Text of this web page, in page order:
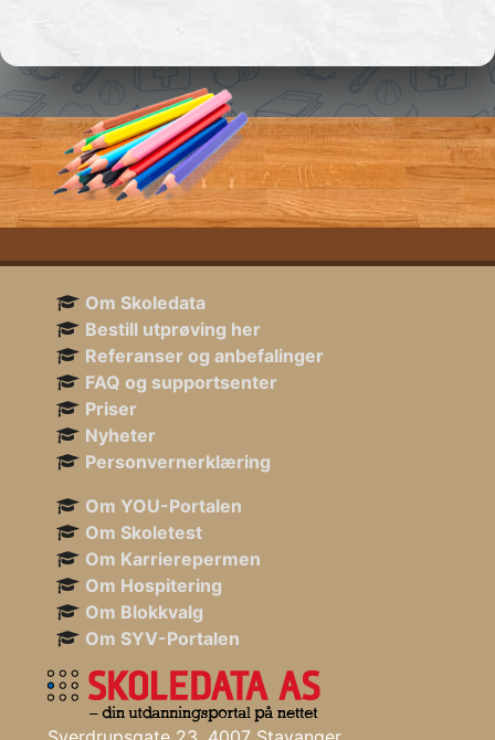
Om Skoledata
Bestill utprøving her
Referanser og anbefalinger
FAQ og supportsenter
Priser
Nyheter
Personvernerklæring
Om YOU-Portalen
Om Skoletest
Om Karrierepermen
Om Hospitering
Om Blokkvalg
Om SYV-Portalen